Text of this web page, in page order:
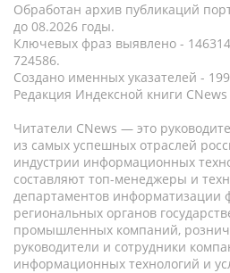
Обработан архив публикаций
до 08.2026 годы.
Ключевых фраз выявлено -
724586.
Создано именных указателей -
Редакция Индексной книги CNews
Читатели CNews — это
из самых успешных отраслей
индустрии информационных
составляют топ-менеджеры и
департаментов информатизации
региональных органов
промышленных компаний,
руководители и сотрудники
информационных технологий и